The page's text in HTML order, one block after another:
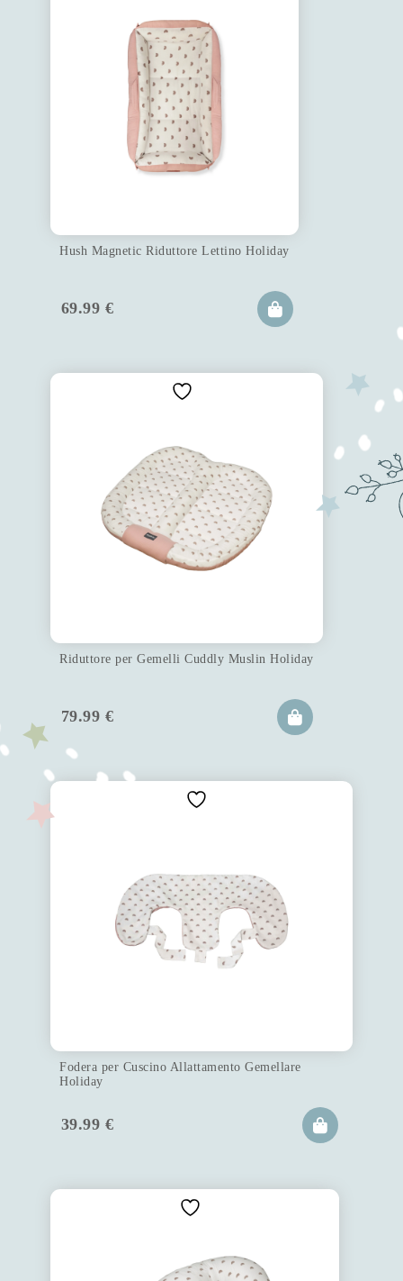
Hush Magnetic Riduttore Lettino Holiday
69.99 €
Riduttore per Gemelli Cuddly Muslin Holiday
79.99 €
Fodera per Cuscino Allattamento Gemellare
Holiday
39.99 €